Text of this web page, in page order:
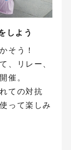
しよう
そう！
、リレー、
催。
ての対抗
って楽しみ